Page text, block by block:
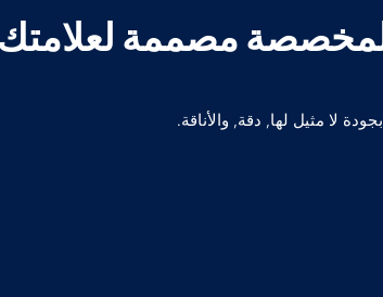
مصممة لعلامتك
لا مثيل لها, دقة, والأناقة.